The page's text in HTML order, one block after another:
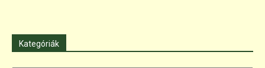
Kategóriák